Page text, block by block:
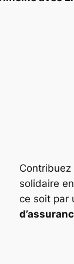
Contribuez
solidaire
ce soit par